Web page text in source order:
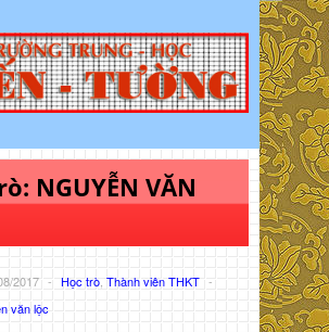
NGUYỄN VĂN
2017 - Học trò Thành viên THKT -
văn lộc